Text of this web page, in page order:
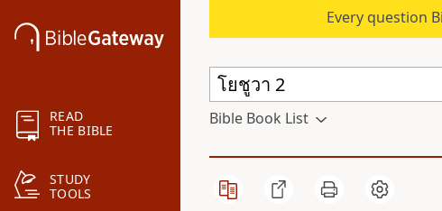
READ
THE BIBLE
STUDY
TOOLS
Every question
Bible Book List